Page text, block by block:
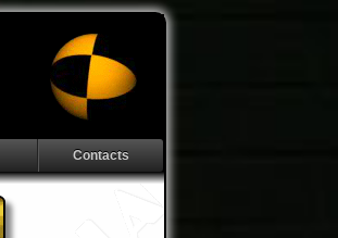
Contacts